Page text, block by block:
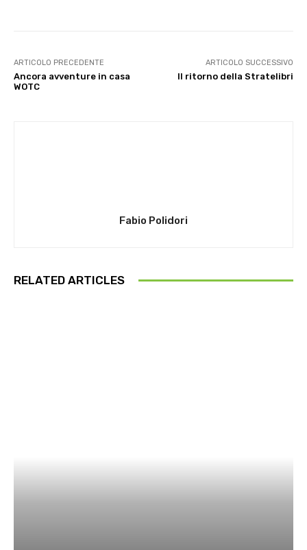
ARTICOLO PRECEDENTE
Ancora avventure in casa
WOTC
ARTICOLO SUCCESSIVO
Il ritorno della Stratelibri
Fabio Polidori
RELATED ARTICLES